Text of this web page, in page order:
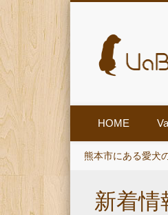
HOME
熊本市にある愛犬
新着情